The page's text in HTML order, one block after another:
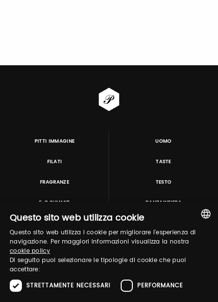
PITTI IMMAGINE UOMO
FILATI TASTE
FRAGRANZE TESTO
E-P SUMMIT DANZAINFIERA
TUTORING & CONSULTING
ITALIAN
Questo sito web utilizza cookie
Questo sito web utilizza i cookie per migliorare l'esperienza di
navigazione. Per maggiori informazioni visualizza la nostra
cookie policy
Di seguito puoi selezionare le tipologie di cookie che puoi
accettare:
STRETTAMENTE NECESSARI
PERFORMANCE